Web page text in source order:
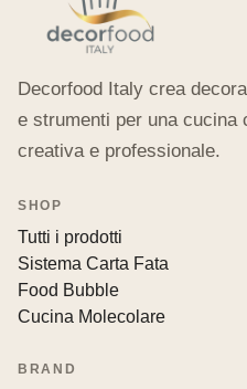
Decorfood Italy crea
e strumenti per una cucina
creativa e professionale.
SHOP
Tutti i prodotti
Sistema Carta Fata
Food Bubble
Cucina Molecolare
BRAND